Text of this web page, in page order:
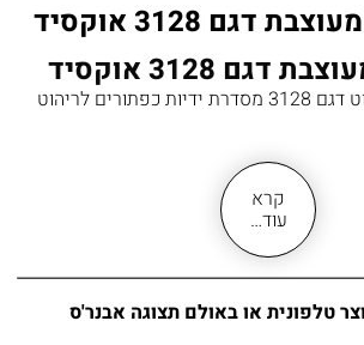
דגם 3128 אוקסיד
3128 אוקסיד
ידית טבעת לריהוט דגם 3128 מסדרת ידיות כפתורים לריהוט
לארונות מטבח כפרי, למטבח פרובנס,
או למגירות
צד אחד עם דוגמה מסוגננת בגימור
דוגמה בגימור אוקסיד מושחר
לצד הנבחר ( עם דוגמה או ללא דוגמה –
מזק
קרא
עוד…
טלפונית או באולם תצוגה אבנר'ס